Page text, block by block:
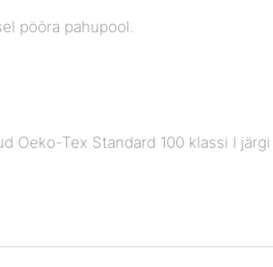
pööra pahupool.
Oeko-Tex Standard 100 klassi I